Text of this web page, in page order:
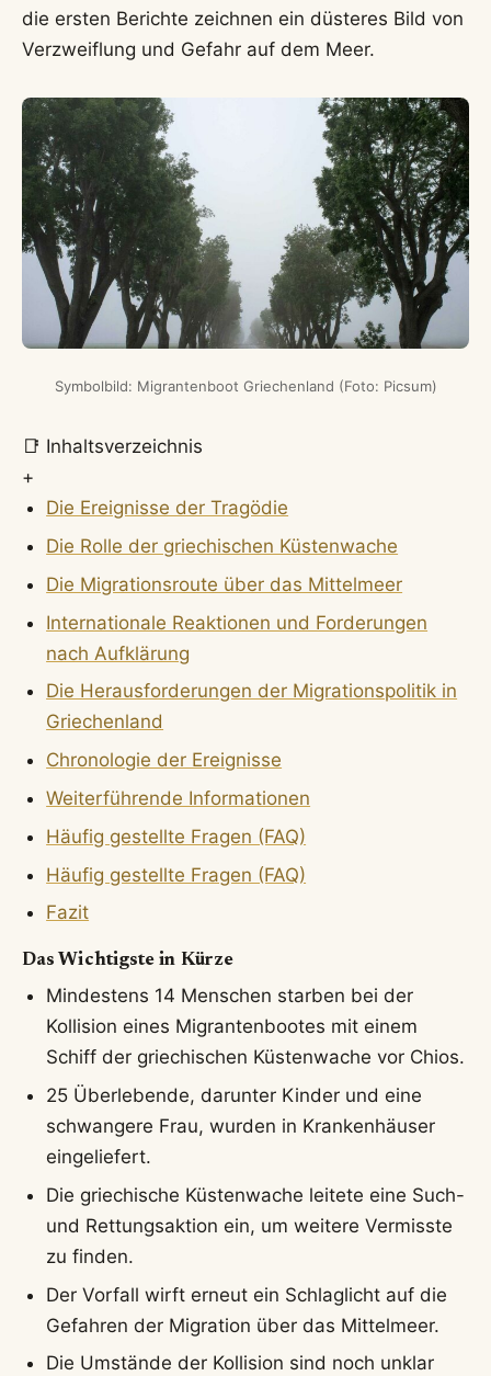
die ersten Berichte zeichnen ein düsteres Bild von
Verzweiflung und Gefahr auf dem Meer.
Symbolbild: Migrantenboot Griechenland (Foto: Picsum)
📑 Inhaltsverzeichnis
+
Die Ereignisse der Tragödie
Die Rolle der griechischen Küstenwache
Die Migrationsroute über das Mittelmeer
Internationale Reaktionen und Forderungen
nach Aufklärung
Die Herausforderungen der Migrationspolitik in
Griechenland
Chronologie der Ereignisse
Weiterführende Informationen
Häufig gestellte Fragen (FAQ)
Häufig gestellte Fragen (FAQ)
Fazit
Das Wichtigste in Kürze
Mindestens 14 Menschen starben bei der
Kollision eines Migrantenbootes mit einem
Schiff der griechischen Küstenwache vor Chios.
25 Überlebende, darunter Kinder und eine
schwangere Frau, wurden in Krankenhäuser
eingeliefert.
Die griechische Küstenwache leitete eine Such-
und Rettungsaktion ein, um weitere Vermisste
zu finden.
Der Vorfall wirft erneut ein Schlaglicht auf die
Gefahren der Migration über das Mittelmeer.
Die Umstände der Kollision sind noch unklar